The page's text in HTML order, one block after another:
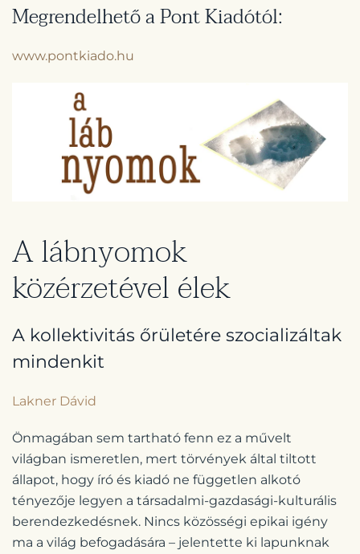
Megrendelhető a Pont Kiadótól:
www.pontkiado.hu
A lábnyomok
közérzetével élek
A kollektivitás őrületére szocializáltak
mindenkit
Lakner Dávid
Önmagában sem tartható fenn ez a művelt
világban ismeretlen, mert törvények által tiltott
állapot, hogy író és kiadó ne független alkotó
tényezője legyen a társadalmi-gazdasági-kulturális
berendezkedésnek. Nincs közösségi epikai igény
ma a világ befogadására – jelentette ki lapunknak